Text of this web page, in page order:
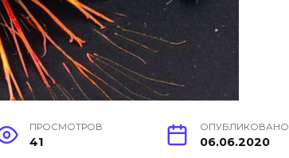
ПРОСМОТРОВ
41
ОПУБЛИКОВАНО
06.06.2020